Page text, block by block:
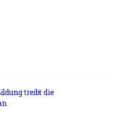
treibt die